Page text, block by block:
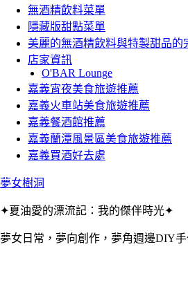
無酒精飲料菜單
隱藏版甜點菜單
美麗的無酒精飲料與特製甜品的
店家資訊
O'BAR Lounge
嘉義宵夜美食旅遊推薦
嘉義火車站美食旅遊推薦
嘉義餐酒館推薦
嘉義蘭潭風景區美食旅遊推薦
嘉義買酒好去處
夢女樹洞
✦夏油愛的漂流記：我的傑伴時光✦
夢女日常，夢向創作，夢角週邊DIY